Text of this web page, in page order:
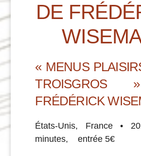
DE
« MENUS
FRÉDÉRICK
États-Unis, France •
minutes,entrée 5€